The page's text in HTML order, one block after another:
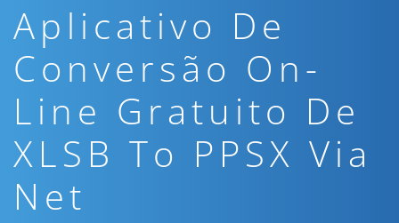
Aplicativo De
Conversão On-
Line Gratuito De
XLSB To PPSX Via
Net